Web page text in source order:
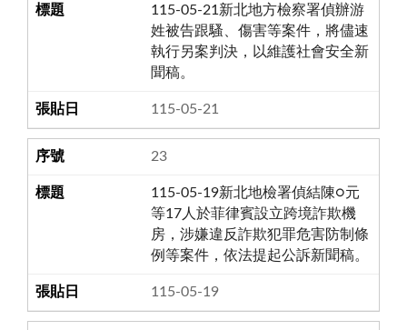
115-05-21新北地方檢察署偵辦游
姓被告跟騷、傷害等案件，將儘速
執行另案判決，以維護社會安全新
聞稿。
115-05-21
23
115-05-19新北地檢署偵結陳○元
等17人於菲律賓設立跨境詐欺機
房，涉嫌違反詐欺犯罪危害防制條
例等案件，依法提起公訴新聞稿。
115-05-19